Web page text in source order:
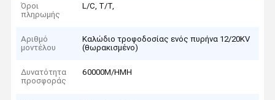
Όροι
πληρωμής
L/C, T/T,
Αριθμό
μοντέλου
Καλώδιο τροφοδοσίας ενός πυρήνα 12/20KV
(θωρακισμένο)
Δυνατότητα
προσφοράς
60000M/ΗΜΗ